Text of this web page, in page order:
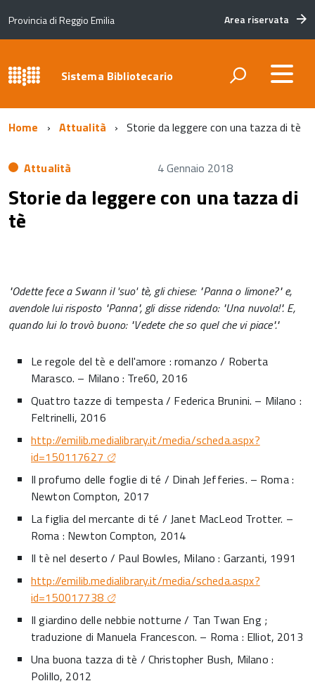
Provincia di Reggio Emilia Area riservata
Sistema Bibliotecario
Home Attualità Storie da leggere con una tazza di tè
Attualità 4 Gennaio 2018
Storie da leggere con una tazza di
tè
"Odette fece a Swann il 'suo' tè, gli chiese: "Panna o limone?" e,
avendole lui risposto "Panna", gli disse ridendo: "Una nuvola!". E,
quando lui lo trovò buono: "Vedete che so quel che vi piace"."
Le regole del tè e dell'amore : romanzo / Roberta
Marasco. – Milano : Tre60, 2016
Quattro tazze di tempesta / Federica Brunini. – Milano :
Feltrinelli, 2016
http://emilib.medialibrary.it/media/scheda.aspx?
id=150117627
Il profumo delle foglie di té / Dinah Jefferies. – Roma :
Newton Compton, 2017
La figlia del mercante di té / Janet MacLeod Trotter. –
Roma : Newton Compton, 2014
Il tè nel deserto / Paul Bowles, Milano : Garzanti, 1991
http://emilib.medialibrary.it/media/scheda.aspx?
id=150017738
Il giardino delle nebbie notturne / Tan Twan Eng ;
traduzione di Manuela Francescon. – Roma : Elliot, 2013
Una buona tazza di tè / Christopher Bush, Milano :
Polillo, 2012